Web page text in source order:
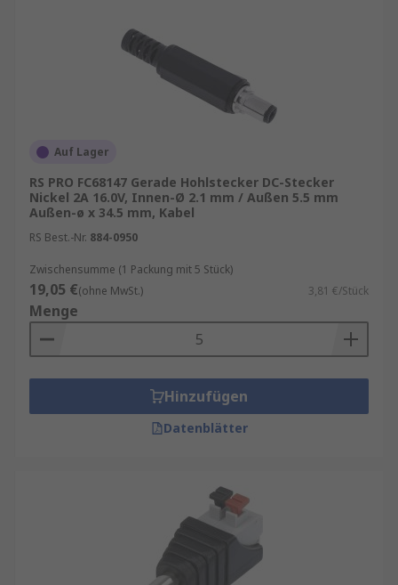
Auf Lager
RS PRO FC68147 Gerade Hohlstecker DC-Stecker
Nickel 2A 16.0V, Innen-Ø 2.1 mm / Außen 5.5 mm
Außen-ø x 34.5 mm, Kabel
RS Best.-Nr. 884-0950
Zwischensumme (1 Packung mit 5 Stück)
19,05 €(ohne MwSt.) 3,81 €/Stück
Menge
Hinzufügen
Datenblätter